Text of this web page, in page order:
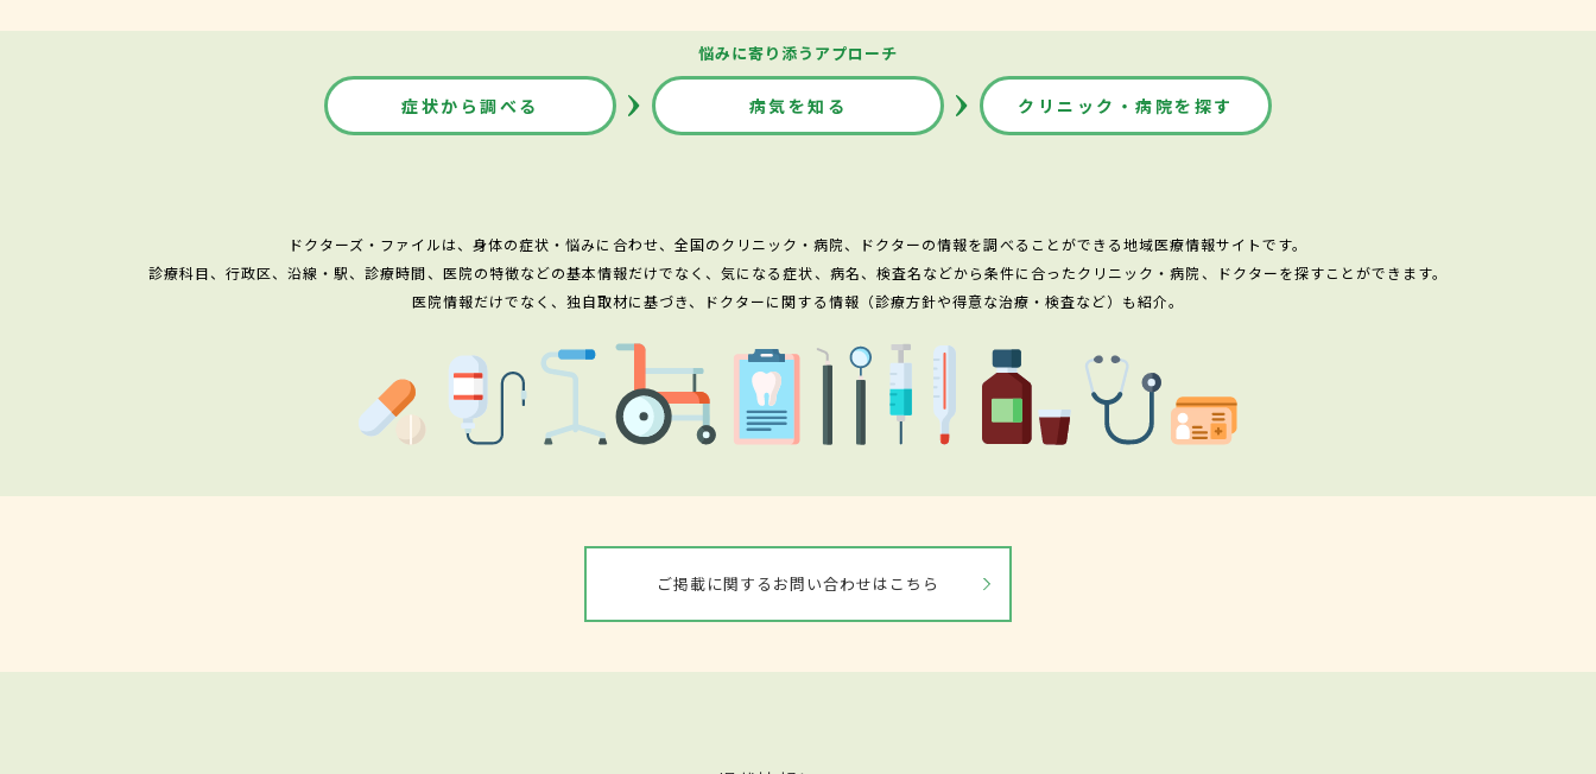
悩みに寄り添うアプローチ
症状から調べる 病気を知る クリニック・病院を探す
ドクターズ・ファイルは、身体の症状・悩みに合わせ、全国のクリニック・病院、ドクターの情報を調べることができる地域医療情報サイトです。
診療科目、行政区、沿線・駅、診療時間、医院の特徴などの基本情報だけでなく、気になる症状、病名、検査名などから条件に合ったクリニック・病院、ドクターを探すことができます。
医院情報だけでなく、独自取材に基づき、ドクターに関する情報（診療方針や得意な治療・検査など）も紹介。
ご掲載に関するお問い合わせはこちら